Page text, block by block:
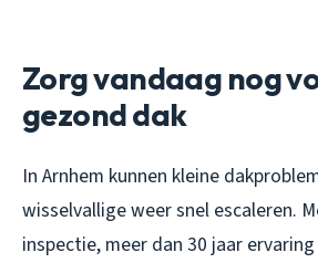
Zorg vandaag nog
gezond dak
In Arnhem kunnen kleine
wisselvallige weer snel escaleren.
inspectie, meer dan 30 jaar